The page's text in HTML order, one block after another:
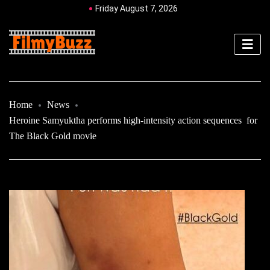
Friday August 7, 2026
Home
News
Heroine Samyuktha performs high-intensity action sequences for
The Black Gold movie